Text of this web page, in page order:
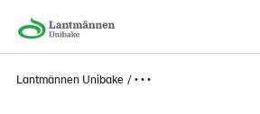
Lantmännen Unibake • • •